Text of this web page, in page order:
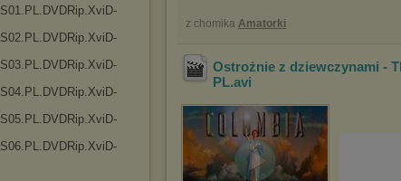
S01.PL.DVDRip.XviD-
S02.PL.DVDRip.XviD-
S03.PL.DVDRip.XviD-
S04.PL.DVDRip.XviD-
S05.PL.DVDRip.XviD-
S06.PL.DVDRip.XviD-
z chomika Amatorki
Ostrożnie z dziewczynami -
PL.avi